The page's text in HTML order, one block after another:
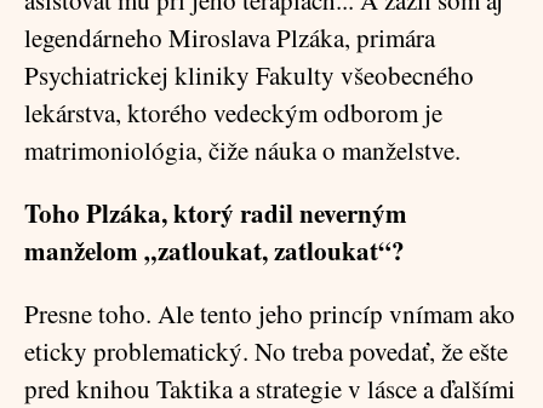
legendárneho Miroslava Plzáka, primára
Psychiatrickej kliniky Fakulty všeobecného
lekárstva, ktorého vedeckým odborom je
matrimoniológia, čiže náuka o manželstve.
Toho Plzáka, ktorý radil neverným
manželom „zatloukat, zatloukat“?
Presne toho. Ale tento jeho princíp vnímam ako
eticky problematický. No treba povedať, že ešte
pred knihou Taktika a strategie v lásce a ďalšími